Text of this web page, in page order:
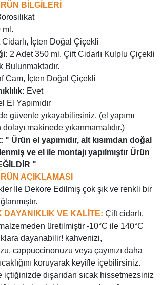
BİLGİLERİ
ml.
Cidarlı, İçten Doğal Çiçekli
2 Adet 350 ml. Çift Cidarlı Kulplu Çiçekli
Bulunmaktadır.
Cam, İçten Doğal Çiçekli
Evet
El Yapımıdır
güvenle yıkayabilirsiniz. (el yapımı
makinede yıkanmamalıdır.)
Ürün el yapımıdır, alt kısımdan doğal
ve el ile montajı yapılmıştır Ürün
"
AÇIKLAMASI
İle Dekore Edilmiş çok şık ve renkli bir
DAYANIKLIK VE KALİTE: Çift cidarlı,
üretilmiştir -10°C ile 140°C
dayanabilir! kahvenizi,
cappuccinonuzu veya çayınızı daha
koruyarak keyifle içebilirsiniz.
içtiğinizde dışarıdan sıcak hissetmezsiniz